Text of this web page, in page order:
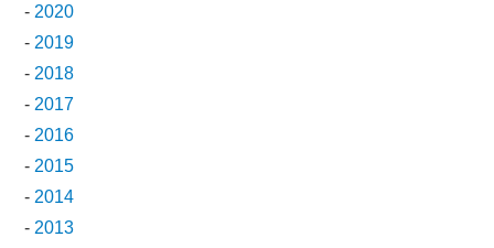
- 2020
- 2019
- 2018
- 2017
- 2016
- 2015
- 2014
- 2013